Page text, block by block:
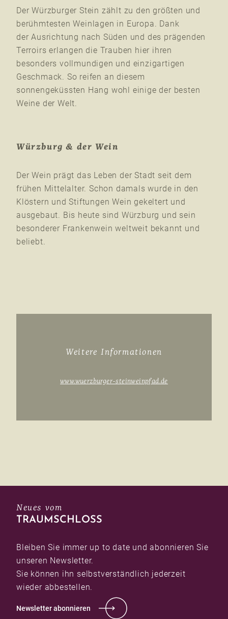
Der Würzburger Stein zählt zu den größten und
berühmtesten Weinlagen in Europa. Dank
der Ausrichtung nach Süden und des prägenden
Terroirs erlangen die Trauben hier ihren
besonders vollmundigen und einzigartigen
Geschmack. So reifen an diesem
sonnengeküssten Hang wohl einige der besten
Weine der Welt.
Würzburg & der Wein
Der Wein prägt das Leben der Stadt seit dem
frühen Mittelalter. Schon damals wurde in den
Klöstern und Stiftungen Wein gekeltert und
ausgebaut. Bis heute sind Würzburg und sein
besonderer Frankenwein weltweit bekannt und
beliebt.
Weitere Informationen
www.wuerzburger-steinweinpfad.de
Neues vom
TRAUMSCHLOSS
Bleiben Sie immer up to date und abonnieren Sie
unseren Newsletter.
Sie können ihn selbstverständlich jederzeit
wieder abbestellen.
Newsletter abonnieren